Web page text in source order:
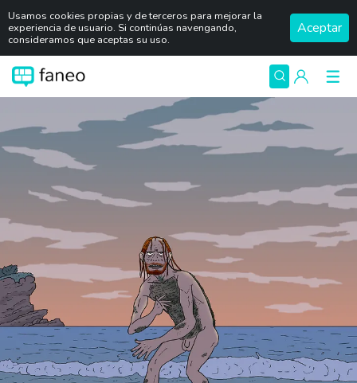
Usamos cookies propias y de terceros para mejorar la
experiencia de usuario. Si continúas navengando,
consideramos que aceptas su uso.
Aceptar